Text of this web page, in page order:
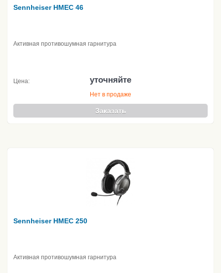
Sennheiser HMEC 46
Активная противошумная гарнитура
Цена: уточняйте
Нет в продаже
Заказать
Sennheiser HMEC 250
Активная противошумная гарнитура